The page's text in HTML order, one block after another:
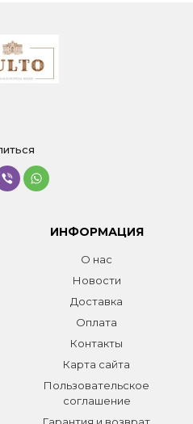
ИНФОРМАЦИЯ
О нас
Новости
Доставка
Оплата
Контакты
Карта сайта
Пользовательское
соглашение